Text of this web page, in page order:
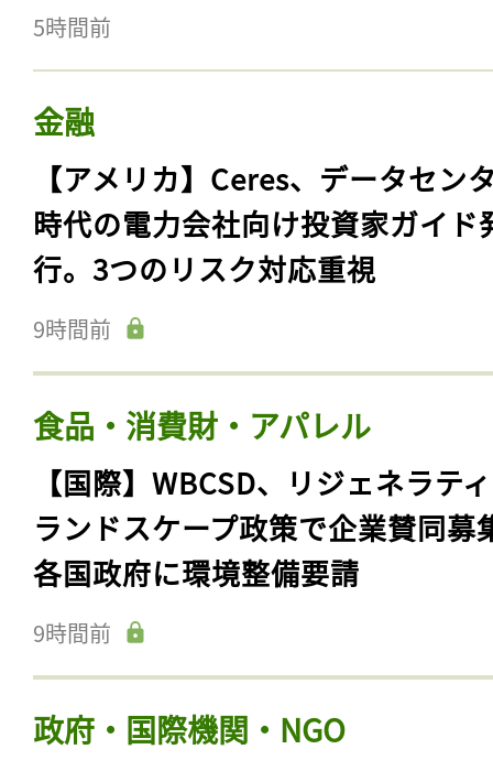
5時間前
金融
【アメリカ】Ceres、データセン
時代の電力会社向け投資家ガイド
行。3つのリスク対応重視
9時間前
食品・消費財・アパレル
【国際】WBCSD、リジェネラテ
ランドスケープ政策で企業賛同募
各国政府に環境整備要請
9時間前
政府・国際機関・NGO